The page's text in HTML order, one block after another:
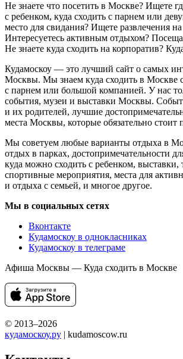
Не знаете что посетить в Москве? Ищете
с ребенком, куда сходить с парнем или
место для свидания? Ищете развлечения
Интересуетесь активным отдыхом?
Не знаете куда сходить на корпоратив?
Кудамоскоу — это лучший сайт о самых
Москвы. Мы знаем куда сходить в Москве
с парнем или большой компанией. У нас
события, музеи и выставки Москвы.
и их родителей, лучшие
места Москвы, которые обязательно стоит
Мы советуем любые варианты отдыха в
отдых в парках, достопримечательности
куда можно сходить с ребенком, выставки,
спортивные мероприятия, места для
и отдыха с семьей, и многое другое.
Мы в социальных сетях
Вконтакте
Кудамоскоу в однокласниках
Кудамоскоу в телеграме
Афиша Москвы — Куда сходить в Москве
© 2013–2026
кудамоскоу.ру | kudamoscow.ru